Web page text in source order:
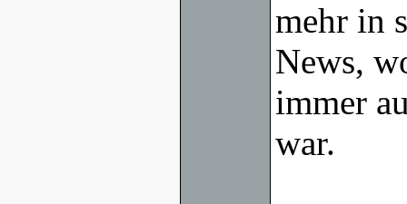
mehr in
News,
immer
war.